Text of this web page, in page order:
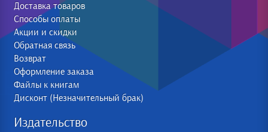
Доставка товаров
Способы оплаты
Акции и скидки
Обратная связь
Возврат
Оформление заказа
Файлы к книгам
Дисконт (Незначительный брак)
Издательство